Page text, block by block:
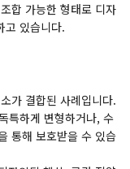
합 가능한 형태로 디자
고 있습니다.
가 결합된 사례입니다.
특하게 변형하거나, 수
통해 보호받을 수 있습